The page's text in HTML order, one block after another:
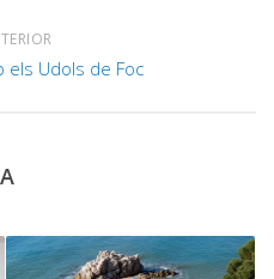
els Udols de Foc